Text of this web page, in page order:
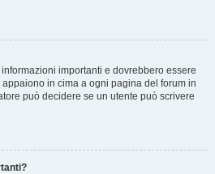
importanti e dovrebbero essere
in cima a ogni pagina del forum in
può decidere se un utente può scrivere